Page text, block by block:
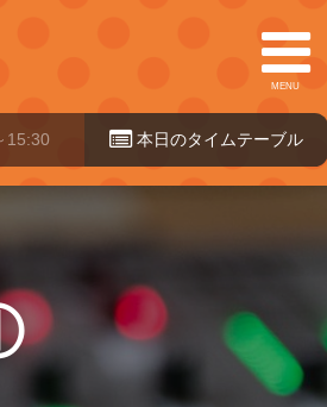
MENU
本日のタイ ムテーブル